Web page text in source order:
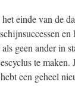
einde van de
geen ander in
te
een geheel